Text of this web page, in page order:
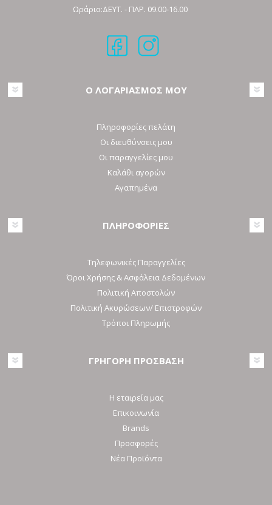
Ωράριο:ΔΕΥΤ. - ΠΑΡ. 09.00-16.00
Ο ΛΟΓΑΡΙΑΣΜΟΣ ΜΟΥ
Πληροφορίες πελάτη
Οι διευθύνσεις μου
Οι παραγγελίες μου
Καλάθι αγορών
Αγαπημένα
ΠΛΗΡΟΦΟΡΙΕΣ
Τηλεφωνικές Παραγγελίες
Όροι Χρήσης & Ασφάλεια Δεδομένων
Πολιτική Αποστολών
Πολιτική Ακυρώσεων/ Επιστροφών
Τρόποι Πληρωμής
ΓΡΗΓΟΡΗ ΠΡΟΣΒΑΣΗ
Η εταιρεία μας
Επικοινωνία
Brands
Προσφορές
Νέα Προϊόντα